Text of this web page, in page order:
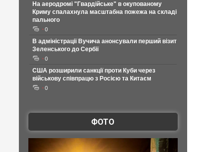
На аеродромі "Гвардійське" в окупованому
Криму спалахнула масштабна пожежа на складі
пального
0
В адміністрації Вучича анонсували перший візит
Зеленського до Сербії
0
США розширили санкції проти Куби через
військову співпрацю з Росією та Китаєм
0
ФОТО